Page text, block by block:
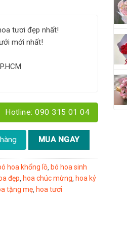
tươi đẹp nhất!
mới nhất!
Hotline: 090 315 01 04
M - Y25 số lượng
MUA NGAY
hoa khổng lồ, bó hoa sinh
đẹp, hoa chúc mừng, hoa kỷ
tặng mẹ, hoa tươi